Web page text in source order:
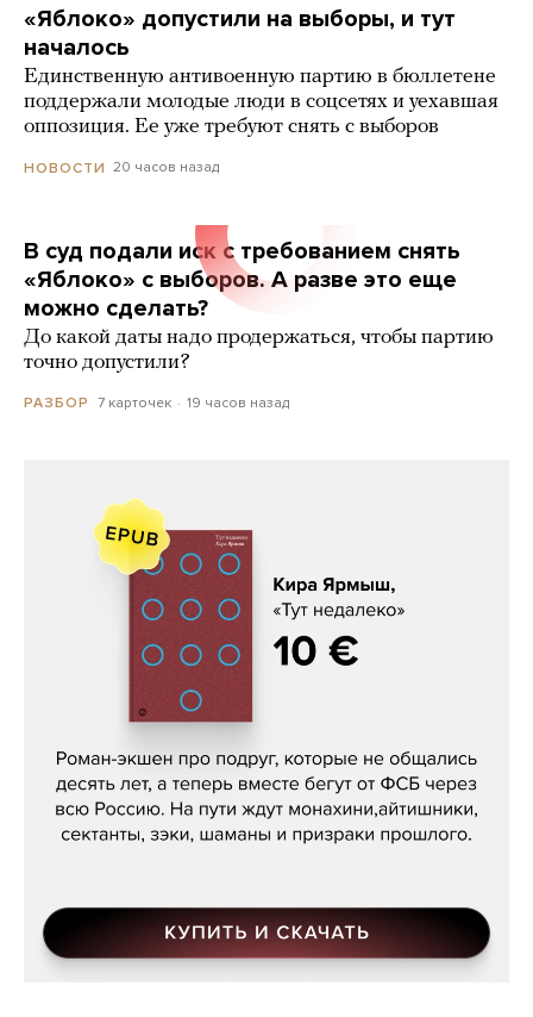
«Яблоко» допустили на выборы, и тут
началось
Единственную антивоенную партию в бюллетене
поддержали молодые люди в соцсетях и уехавшая
оппозиция. Ее уже требуют снять с выборов
НОВОСТИ 20 часов назад
В суд подали иск с требованием снять
«Яблоко» с выборов. А разве это еще
можно сделать?
До какой даты надо продержаться, чтобы партию
точно допустили?
РАЗБОР 7 карточек 19 часов назад
Кира Ярмыш, «Тут недалеко»